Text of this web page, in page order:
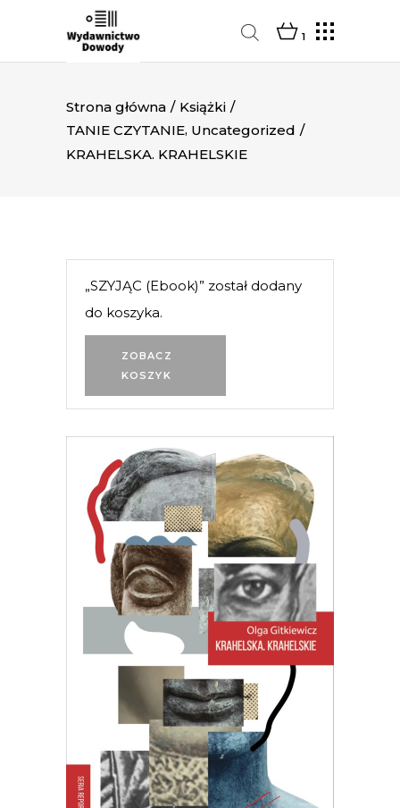
1
Strona główna / Książki /
TANIE CZYTANIE, Uncategorized /
KRAHELSKA. KRAHELSKIE
ZOBACZ
KOSZYK
„SZYJĄC (Ebook)” został dodany
do koszyka.